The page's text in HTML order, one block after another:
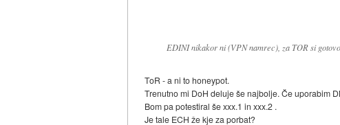
EDINI nikakor ni (VPN namrec), za TOR si
ToR - a ni to honeypot.
Trenutno mi DoH deluje še najbolje. Če uporabim
Bom pa potestiral še xxx.1 in xxx.2 .
Je tale ECH že kje za porbat?